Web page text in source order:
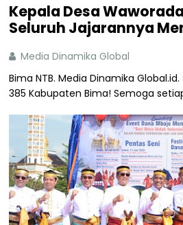
Kepala Desa
Seluruh Jajarannya
Media Dinamika Global
Bima NTB. Media Dinamika
385 Kabupaten Bima! Semoga